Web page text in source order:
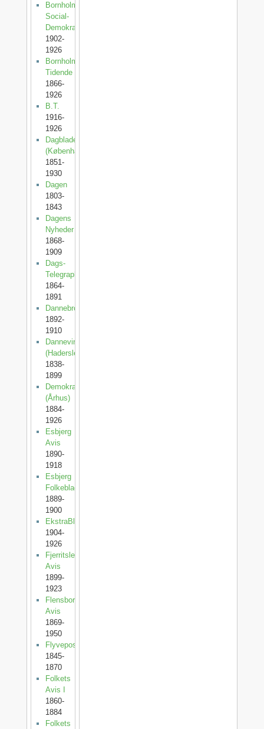
Bornholms
Social-
Demokrat
1902-
1926
Bornholms
Tidende
1866-
1926
B.T.
1916-
1926
Dagbladet
(København)
1851-
1930
Dagen
1803-
1843
Dagens
Nyheder
1868-
1909
Dags-
Telegraphen
1864-
1891
Dannebrog
1892-
1910
Dannevirke
(Haderslev)
1838-
1899
Demokraten
(Århus)
1884-
1926
Esbjerg
Avis
1890-
1918
Esbjerg
Folkeblad
1889-
1900
EkstraBladet
1904-
1926
Fjerritslev
Avis
1899-
1923
Flensborg
Avis
1869-
1950
Flyveposten
1845-
1870
Folkets
Avis I
1860-
1884
Folkets